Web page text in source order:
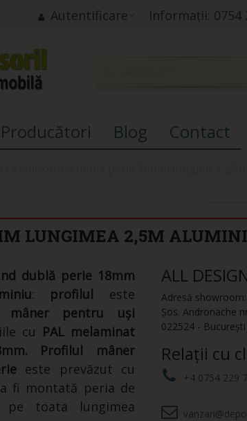
Autentificare Informații: 0754
Producători Blog Contact
LUNGIMEA 2,5M
dublă perie 18mm
: profilul este
mâner pentru uși
cu PAL melaminat
Profilul mâner
este prevăzut cu
fi montată peria de
pe toata lungimea
ALL
Adresă showroom:
Șos. Andronache
022524- București
Relații cu
+4 0754 229